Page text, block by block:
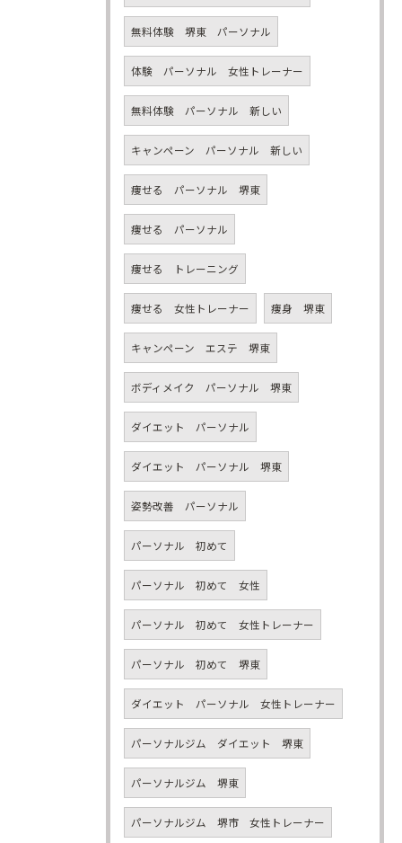
無料体験 堺東 パーソナル
体験 パーソナル 女性トレーナー
無料体験 パーソナル 新しい
キャンペーン パーソナル 新しい
痩せる パーソナル 堺東
痩せる パーソナル
痩せる トレーニング
痩せる 女性トレーナー 痩身 堺東
キャンペーン エステ 堺東
ボディメイク パーソナル 堺東
ダイエット パーソナル
ダイエット パーソナル 堺東
姿勢改善 パーソナル
パーソナル 初めて
パーソナル 初めて 女性
パーソナル 初めて 女性トレーナー
パーソナル 初めて 堺東
ダイエット パーソナル 女性トレーナー
パーソナルジム ダイエット 堺東
パーソナルジム 堺東
パーソナルジム 堺市 女性トレーナー